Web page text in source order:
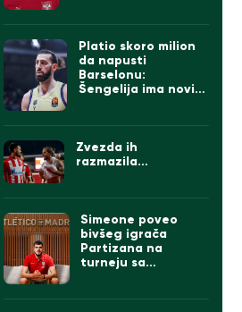
Platio skoro milion
da napusti
Barselonu:
Šengelija ima novi
Zvezda ih
razmazila…
Simeone poveo
bivšeg igrača
Partizana na
turneju sa